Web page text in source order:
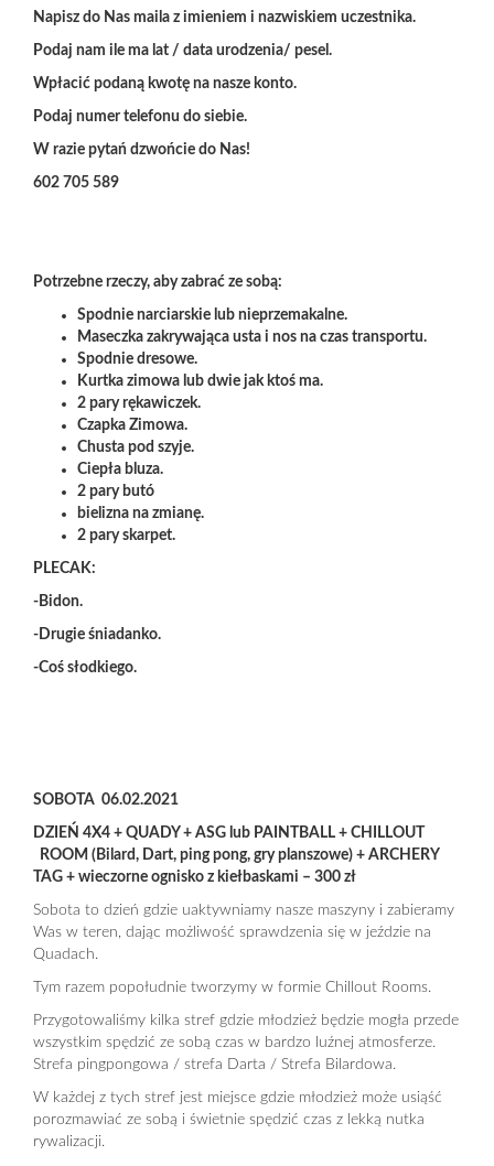
Napisz do Nas maila z imieniem i nazwiskiem uczestnika.
Podaj nam ile ma lat / data urodzenia/ pesel.
Wpłacić podaną kwotę na nasze konto.
Podaj numer telefonu do siebie.
W razie pytań dzwońcie do Nas!
602 705 589
Potrzebne rzeczy, aby zabrać ze sobą:
Spodnie narciarskie lub nieprzemakalne.
Maseczka zakrywająca usta i nos na czas transportu.
Spodnie dresowe.
Kurtka zimowa lub dwie jak ktoś ma.
2 pary rękawiczek.
Czapka Zimowa.
Chusta pod szyje.
Ciepła bluza.
2 pary butó
bielizna na zmianę.
2 pary skarpet.
PLECAK:
-Bidon.
-Drugie śniadanko.
-Coś słodkiego.
SOBOTA 06.02.2021
DZIEŃ 4X4 + QUADY + ASG lub PAINTBALL + CHILLOUT
ROOM (Bilard, Dart, ping pong, gry planszowe) + ARCHERY
TAG + wieczorne ognisko z kiełbaskami – 300 zł
Sobota to dzień gdzie uaktywniamy nasze maszyny i zabieramy
Was w teren, dając możliwość sprawdzenia się w jeździe na
Quadach.
Tym razem popołudnie tworzymy w formie Chillout Rooms.
Przygotowaliśmy kilka stref gdzie młodzież będzie mogła przede
wszystkim spędzić ze sobą czas w bardzo luźnej atmosferze.
Strefa pingpongowa / strefa Darta / Strefa Bilardowa.
W każdej z tych stref jest miejsce gdzie młodzież może usiąść
porozmawiać ze sobą i świetnie spędzić czas z lekką nutka
rywalizacji.